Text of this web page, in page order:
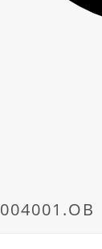
004001.OB